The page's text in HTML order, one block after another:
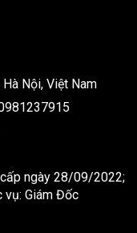
Nội, Việt Nam
ngày 28/09/2022;
vụ: Giám Đốc